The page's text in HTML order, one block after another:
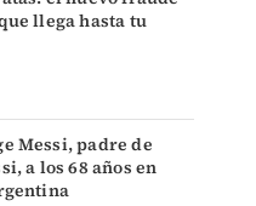
llega hasta tu
Messi, padre de
a los 68 años en